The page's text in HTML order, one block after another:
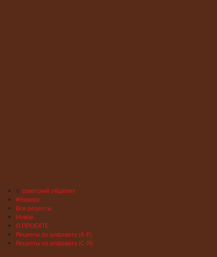
©советский общепит
#Наверх
Все рецепты
Новое
О ПРОЕКТЕ
Рецепты по алфавиту (А-Р)
Рецепты по алфавиту (С-Я)